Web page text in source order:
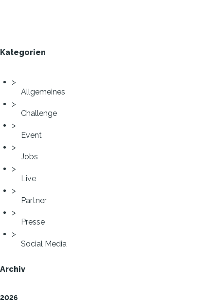
Kategorien
Allgemeines
Challenge
Event
Jobs
Live
Partner
Presse
Social Media
Archiv
2026